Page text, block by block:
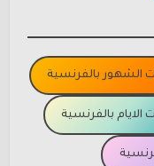
الشهور بالفرنسية
الايام بالفرنسية